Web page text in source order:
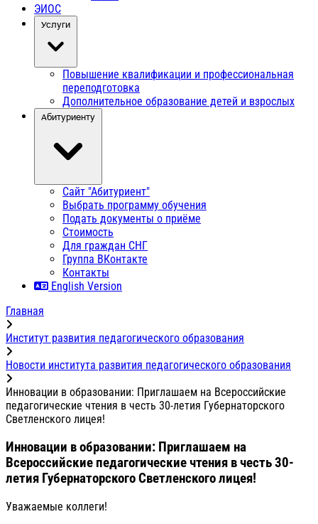
ЭИОС
Услуги
Повышение квалификации и профессиональная
переподготовка
Дополнительное образование детей и взрослых
Абитуриенту
Сайт "Абитуриент"
Выбрать программу обучения
Подать документы о приёме
Стоимость
Для граждан СНГ
Группа ВКонтакте
Контакты
English Version
Главная
Институт развития педагогического образования
Новости института развития педагогического образования
Инновации в образовании: Приглашаем на Всероссийские
педагогические чтения в честь 30-летия Губернаторского
Светленского лицея!
Инновации в образовании: Приглашаем на
Всероссийские педагогические чтения в честь 30-
летия Губернаторского Светленского лицея!
Уважаемые коллеги!